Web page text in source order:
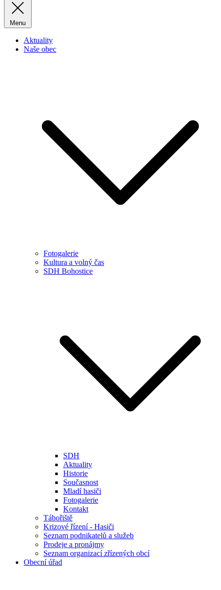
Menu
Aktuality
Naše obec
Fotogalerie
Kultura a volný čas
SDH Bohostice
SDH
Aktuality
Historie
Současnost
Mladí hasiči
Fotogalerie
Kontakt
Tábořiště
Krizové řízení - Hasiči
Seznam podnikatelů a služeb
Prodeje a pronájmy
Seznam organizací zřízených obcí
Obecní úřad